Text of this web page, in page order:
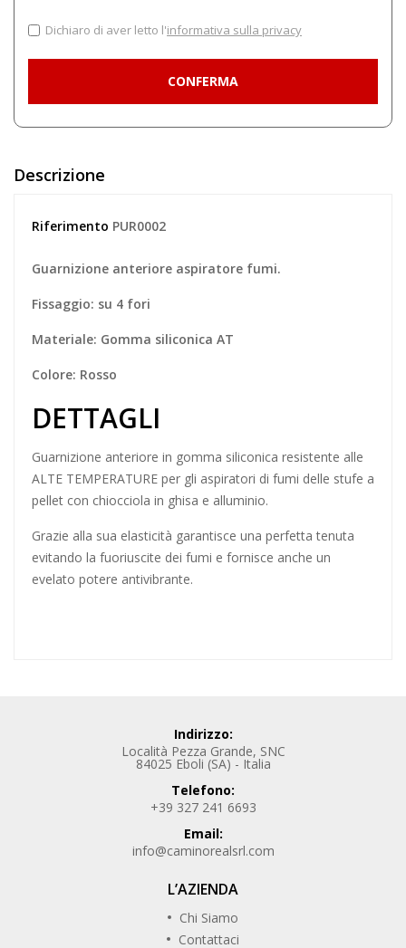
Dichiaro di aver letto l'informativa sulla privacy
Descrizione
Riferimento PUR0002
Guarnizione anteriore aspiratore fumi.
Fissaggio: su 4 fori
Materiale: Gomma siliconica AT
Colore: Rosso
DETTAGLI
Guarnizione anteriore in gomma siliconica resistente alle
ALTE TEMPERATURE per gli aspiratori di fumi delle stufe a
pellet con chiocciola in ghisa e alluminio.
Grazie alla sua elasticità garantisce una perfetta tenuta
evitando la fuoriuscite dei fumi e fornisce anche un
evelato potere antivibrante.
Indirizzo:
Località Pezza Grande, SNC
84025 Eboli (SA) - Italia
Telefono:
+39 327 241 6693
Email:
info@caminorealsrl.com
L’AZIENDA
Chi Siamo
Contattaci